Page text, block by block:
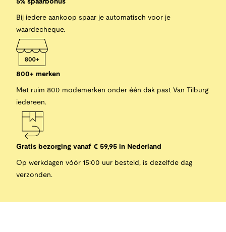
5% spaarbonus
Bij iedere aankoop spaar je automatisch voor je
waardecheque.
800+ merken
Met ruim 800 modemerken onder één dak past Van Tilburg
iedereen.
Gratis bezorging vanaf € 59,95 in Nederland
Op werkdagen vóór 15:00 uur besteld, is dezelfde dag
verzonden.